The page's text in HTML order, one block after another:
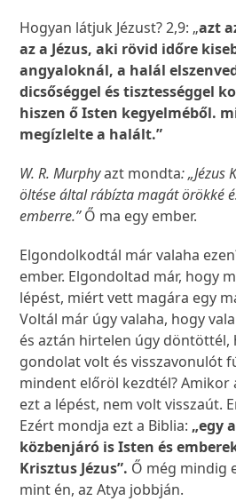
Hogyan látjuk Jézust? 2,9: „azt
az a Jézus, aki rövid időre
angyaloknál, a halál
dicsőséggel és tisztességgel
hiszen ő Isten kegyelméből.
megízlelte a halált.”
W. R. Murphyazt mondta: „Jézus
öltése által rábízta magát örökké
emberre.”Ő ma egy ember.
Elgondolkodtál már valaha
ember. Elgondoltad már, hogy
lépést, miért vett magára egy
Voltál már úgy valaha, hogy
és aztán hirtelen úgy döntöttél,
gondolat volt és visszavonulót
mindent előröl kezdtél? Amikor
ezt a lépést, nem volt visszaút.
Ezért mondja ezt a Biblia: „egy
közbenjáró is Isten és
Krisztus Jézus”. Ő még mindig
mint én, az Atya jobbján.